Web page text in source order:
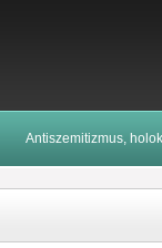
Antiszemitizmus,